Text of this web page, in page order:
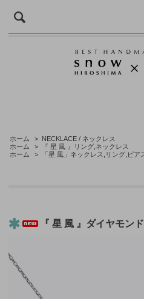
ホーム > NECKLACE / ネックレス
ホーム
>
『 星 風 』リング,ネックレス
ホーム
> 「星 風」ネックレス,リング,ピア
『 星 風 』ダイヤモン